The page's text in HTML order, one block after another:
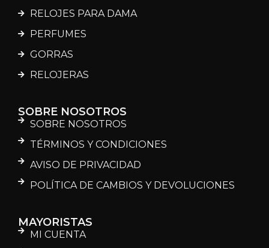
RELOJES PARA DAMA
PERFUMES
GORRAS
RELOJERAS
SOBRE NOSOTROS
SOBRE NOSOTROS
TÉRMINOS Y CONDICIONES
AVISO DE PRIVACIDAD
POLÍTICA DE CAMBIOS Y DEVOLUCIONES
MAYORISTAS
MI CUENTA